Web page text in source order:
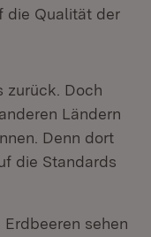
die Qualität der
zurück. Doch
Ländern
Denn dort
die Standards
sehen